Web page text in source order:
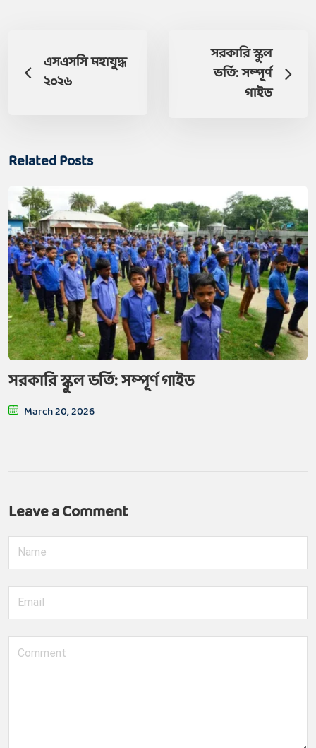
এসএসসি মহাযুদ্ধ
২০২৬
সরকারি স্কুল
ভর্তি: সম্পূর্ণ
গাইড
Related Posts
সরকারি স্কুল ভর্তি: সম্পূর্ণ গাইড
March 20, 2026
Leave a Comment